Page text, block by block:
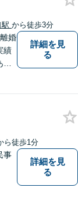
から徒歩3分
婚
績
詳細を見
る
ら徒歩1分
事
詳細を見
る